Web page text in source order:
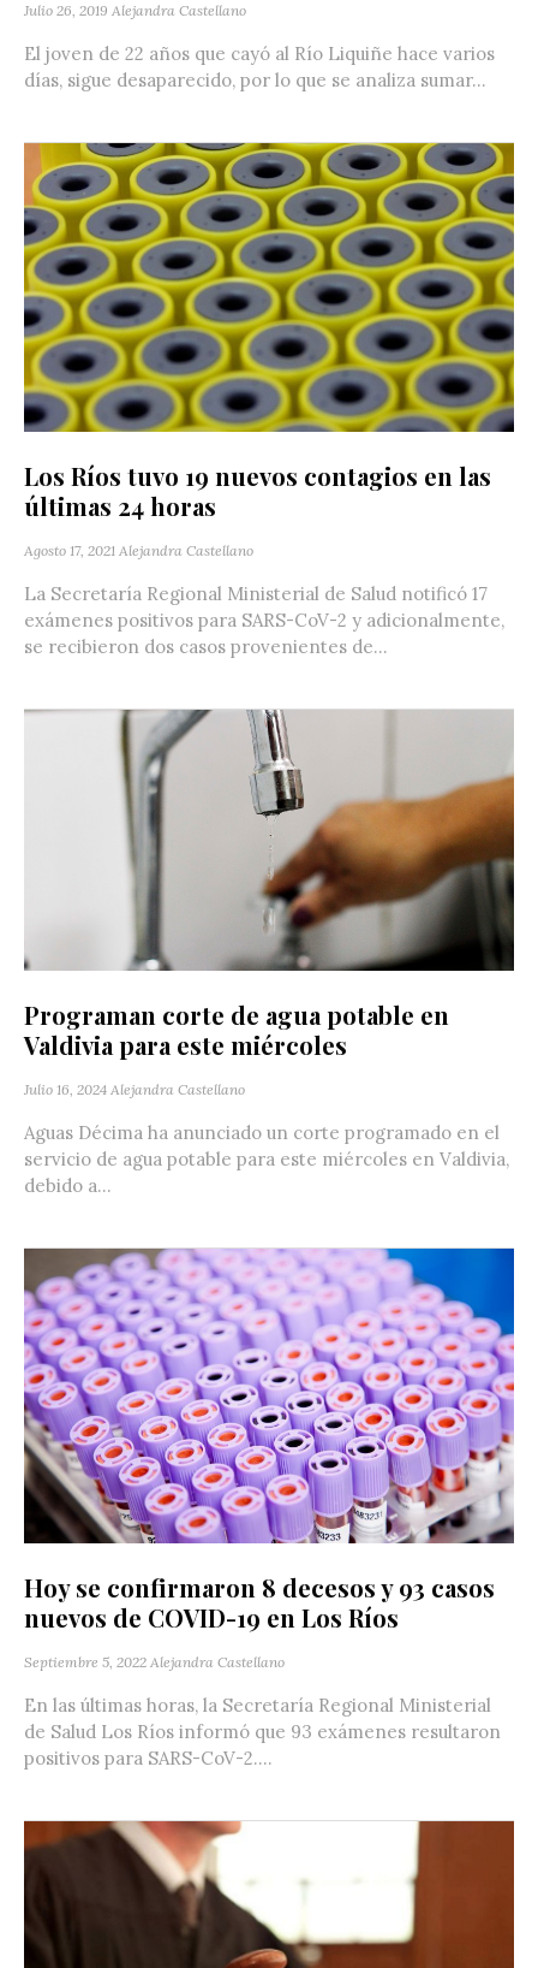
Julio 26, 2019 Alejandra Castellano
El joven de 22 años que cayó al Río Liquiñe hace varios
días, sigue desaparecido, por lo que se analiza sumar...
Los Ríos tuvo 19 nuevos contagios en las
últimas 24 horas
Agosto 17, 2021 Alejandra Castellano
La Secretaría Regional Ministerial de Salud notificó 17
exámenes positivos para SARS-CoV-2 y adicionalmente,
se recibieron dos casos provenientes de...
Programan corte de agua potable en
Valdivia para este miércoles
Julio 16, 2024 Alejandra Castellano
Aguas Décima ha anunciado un corte programado en el
servicio de agua potable para este miércoles en Valdivia,
debido a...
Hoy se confirmaron 8 decesos y 93 casos
nuevos de COVID-19 en Los Ríos
Septiembre 5, 2022 Alejandra Castellano
En las últimas horas, la Secretaría Regional Ministerial
de Salud Los Ríos informó que 93 exámenes resultaron
positivos para SARS-CoV-2....